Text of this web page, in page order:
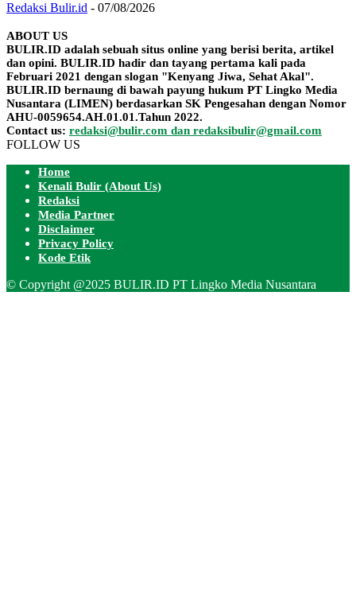
Redaksi Bulir.id - 07/08/2026
ABOUT US
BULIR.ID adalah sebuah situs online yang berisi berita, artikel
dan opini. BULIR.ID hadir dan tayang pertama kali pada
Februari 2021 dengan slogan "Kenyang Jiwa, Sehat Akal".
BULIR.ID bernaung di bawah payung hukum PT Lingko Media
Nusantara (LIMEN) berdasarkan SK Pengesahan dengan Nomor
AHU-0059654.AH.01.01.Tahun 2022.
Contact us: redaksi@bulir.com dan redaksibulir@gmail.com
FOLLOW US
Home
Kenali Bulir (About Us)
Redaksi
Media Partner
Disclaimer
Privacy Policy
Kode Etik
© Copyright @2025 BULIR.ID PT Lingko Media Nusantara